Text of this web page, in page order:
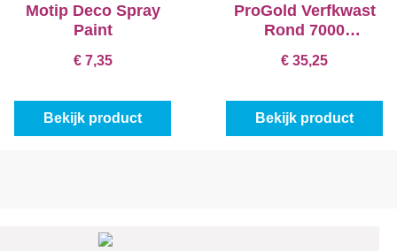
Motip Deco Spray
Paint
€ 7,35
Bekijk product
ProGold Verfkwast
Rond 7000
€ 35,25
Bekijk product